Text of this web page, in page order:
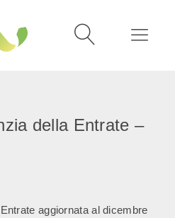
della Entrate –
aggiornata al dicembre